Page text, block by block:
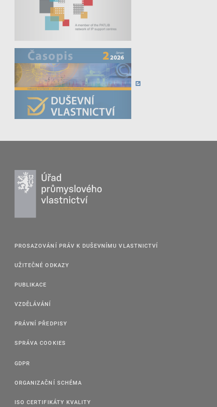
PROSAZOVÁNÍ PRÁV K DUŠEVNÍMU VLASTNICTVÍ
UŽITEČNÉ ODKAZY
PUBLIKACE
VZDĚLÁVÁNÍ
PRÁVNÍ PŘEDPISY
SPRÁVA COOKIES
GDPR
ORGANIZAČNÍ SCHÉMA
ISO CERTIFIKÁTY KVALITY